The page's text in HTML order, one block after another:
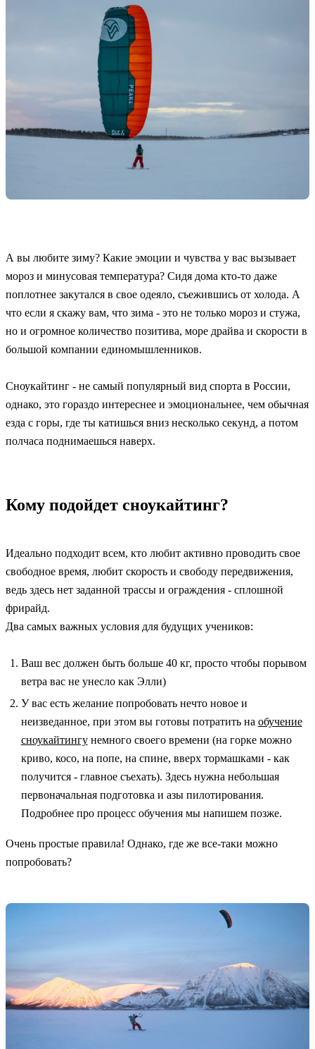
А вы любите зиму? Какие эмоции и чувства у вас вызывает
мороз и минусовая температура? Сидя дома кто-то даже
поплотнее закутался в свое одеяло, съежившись от холода. А
что если я скажу вам, что зима - это не только мороз и стужа,
но и огромное количество позитива, море драйва и скорости в
большой компании единомышленников.
Сноукайтинг - не самый популярный вид спорта в России,
однако, это гораздо интереснее и эмоциональнее, чем обычная
езда с горы, где ты катишься вниз несколько секунд, а потом
полчаса поднимаешься наверх.
Кому подойдет сноукайтинг?
Идеально подходит всем, кто любит активно проводить свое
свободное время, любит скорость и свободу передвижения,
ведь здесь нет заданной трассы и ограждения - сплошной
фрирайд.
Два самых важных условия для будущих учеников:
Ваш вес должен быть больше 40 кг, просто чтобы порывом
ветра вас не унесло как Элли)
У вас есть желание попробовать нечто новое и
неизведанное, при этом вы готовы потратить на обучение
сноукайтингунемного своего времени (на горке можно
криво, косо, на попе, на спине, вверх тормашками - как
получится - главное съехать). Здесь нужна небольшая
первоначальная подготовка и азы пилотирования.
Подробнее про процесс обучения мы напишем позже.
Очень простые правила! Однако, где же все-таки можно
попробовать?